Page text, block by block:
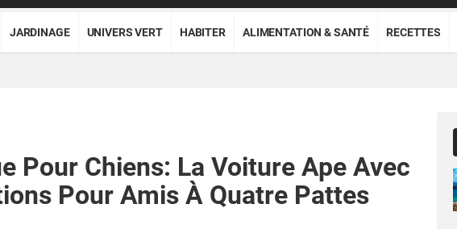
JARDINAGE UNIVERS VERT HABITER ALIMENTATION & SANTÉ RECETTES
Pour Chiens: La Voiture Ape Avec
Pour Amis À Quatre Pattes